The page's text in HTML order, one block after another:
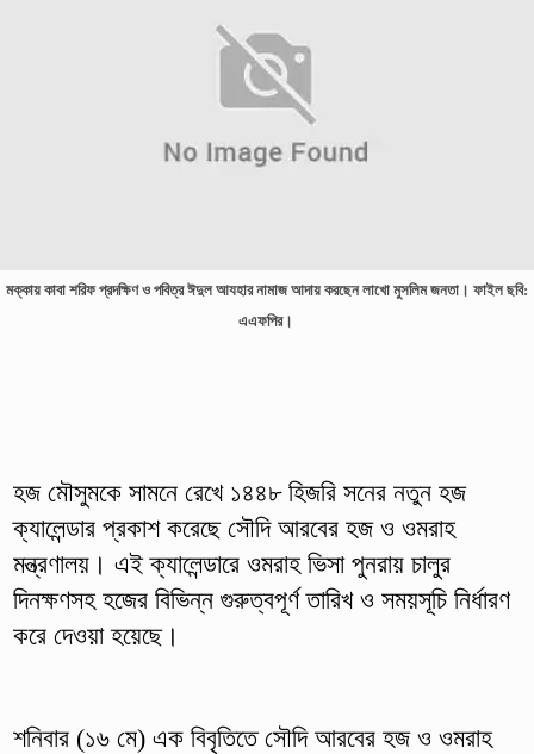
মক্কায় কাবা শরিফ প্রদক্ষিণ ও পবিত্র ঈদুল আযহার নামাজ আদায় করছেন লাখো মুসলিম জনতা। ফাইল ছবি:
এএফপির।
হজ মৌসুমকে সামনে রেখে ১৪৪৮ হিজরি সনের নতুন হজ
ক্যালেন্ডার প্রকাশ করেছে সৌদি আরবের হজ ও ওমরাহ
মন্ত্রণালয়। এই ক্যালেন্ডারে ওমরাহ ভিসা পুনরায় চালুর
দিনক্ষণসহ হজের বিভিন্ন গুরুত্বপূর্ণ তারিখ ও সময়সূচি নির্ধারণ
করে দেওয়া হয়েছে।
শনিবার (১৬ মে) এক বিবৃতিতে সৌদি আরবের হজ ও ওমরাহ